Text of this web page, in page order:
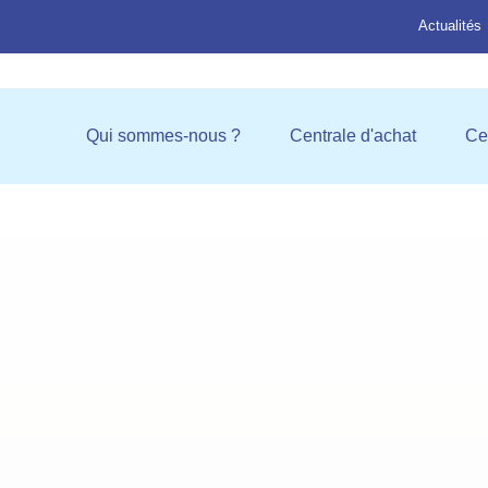
Actualités
Qui sommes-nous ? Ouvrir Qui sommes-nous ?
Centrale d'achat Ouvrir